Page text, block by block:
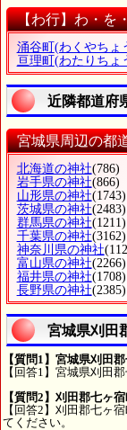
【わ行】わ・を
涌谷町 (わくやちょ
亘理町 (わたりちょ
近隣都道府
宮城県周辺の都
北海道の神社(786)
岩手県の神社(866)
山形県の神社(1743)
茨城県の神社(2483)
群馬県の神社(1211)
千葉県の神社(3162)
神奈川県の神社
富山県の神社(2266)
福井県の神社(1708)
長野県の神社(2385)
宮城県刈田
【質問1】宮城県刈田
【回答1】宮城県刈田
【質問2】刈田郡七ヶ
【回答2】刈田郡七ヶ
てください。